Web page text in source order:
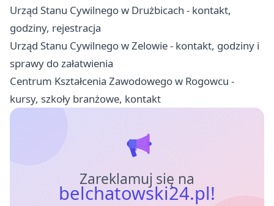
Urząd Stanu Cywilnego w Drużbicach - kontakt,
godziny, rejestracja
Urząd Stanu Cywilnego w Zelowie - kontakt, godziny i
sprawy do załatwienia
Centrum Kształcenia Zawodowego w Rogowcu -
kursy, szkoły branżowe, kontakt
Zareklamuj się na
belchatowski24.pl!